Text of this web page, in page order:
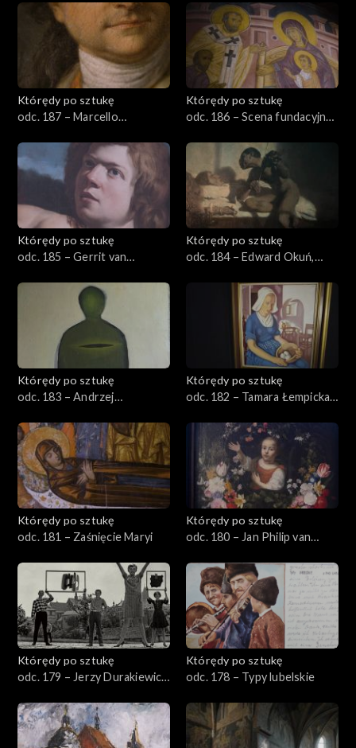
ręce”
Którędy po sztukę
odc. 187 – Marcello
Poniatowski”
Którędy po sztukę
odc. 186 – Scena fundacyjna
Którędy po sztukę
odc. 185 – Gerrit van
Którędy po sztukę
odc. 184 – Edward Okuń,
Którędy po sztukę
odc. 183 – Andrzej
Którędy po sztukę
odc. 182 – Tamara Łempicka,
Którędy po sztukę
odc. 181 – Zaśnięcie Maryi
Którędy po sztukę
odc. 180 – Jan Philip van
Którędy po sztukę
odc. 179 – Jerzy Durakiewicz
Którędy po sztukę
odc. 178 – Typy lubelskie